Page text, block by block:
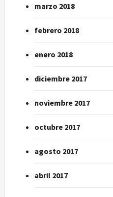
marzo 2018
febrero 2018
enero 2018
diciembre 2017
noviembre 2017
octubre 2017
agosto 2017
abril 2017